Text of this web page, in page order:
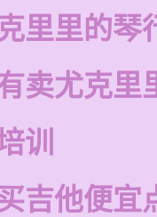
里里的琴
卖尤克里
训
吉他便宜